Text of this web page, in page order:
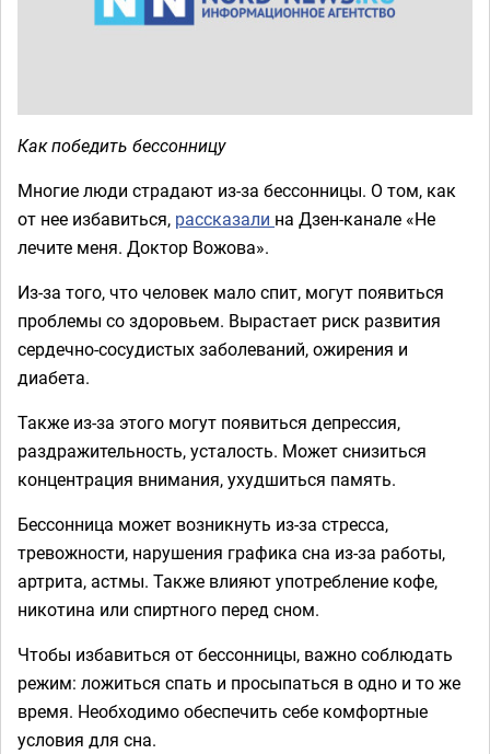
Как победить бессонницу
Многие люди страдают из-за бессонницы. О том, как
от нее избавиться, рассказали на Дзен-канале «Не
лечите меня. Доктор Вожова».
Из-за того, что человек мало спит, могут появиться
проблемы со здоровьем. Вырастает риск развития
сердечно-сосудистых заболеваний, ожирения и
диабета.
Также из-за этого могут появиться депрессия,
раздражительность, усталость. Может снизиться
концентрация внимания, ухудшиться память.
Бессонница может возникнуть из-за стресса,
тревожности, нарушения графика сна из-за работы,
артрита, астмы. Также влияют употребление кофе,
никотина или спиртного перед сном.
Чтобы избавиться от бессонницы, важно соблюдать
режим: ложиться спать и просыпаться в одно и то же
время. Необходимо обеспечить себе комфортные
условия для сна.